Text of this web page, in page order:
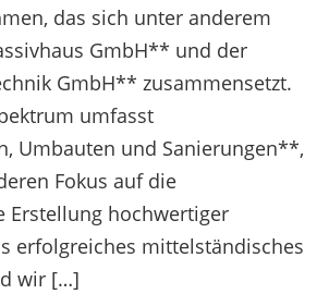
das sich unter anderem
GmbH** und der
GmbH** zusammensetzt.
umfasst
Umbauten und Sanierungen**,
Fokus auf die
hochwertiger
erfolgreiches mittelständisches
wir […]